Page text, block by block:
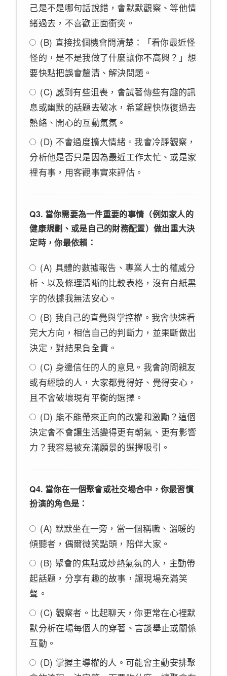
己是不是哪句話說錯，會默默觀察、等他情
緒過去，不喜歡正面衝突。
(B) 直接找個機會問清楚：「看你最近怪
怪的，是不是我做了什麼讓你不高興？」想
要快點把誤會釐清、解決問題。
(C) 感到有些沮喪，會試著傳些有趣的訊
息或幽默的話題去破冰，希望趕快恢復過去
熱絡、開心的互動氣氛。
(D) 不會過度擴大情緒。我會冷靜觀察，
分析他是否只是因為最近工作太忙、或是家
裡有事，用客觀事實來評估。
Q3. 當你需要為一件重要的事情（例如家人的
健康規劃、或是自己的財務配置）做出重大決
定時，你最依賴：
(A) 具體的數據報告、專業人士的權威分
析、以及條理清晰的比較表格，沒有白紙黑
字的依據我無法安心。
(B) 我自己的直覺與掌控權。我會快速看
完大方向，相信自己的判斷力，並果斷做出
決定，對結果負全責。
(C) 身邊信任的人的意見。我會詢問親友
或有經驗的人，大家都覺得好、覺得安心，
且不會破壞現有平衡的選擇。
(D) 能不能帶來正向的改變和激勵？這個
決定會不會讓生活變得更有朝氣、更有影響
力？我容易被充滿願景的選擇吸引。
Q4. 當你在一個聚會或社交場合中，你最習慣
扮演的角色是：
(A) 默默坐在一旁，當一個稱職、溫暖的
傾聽者，偶爾微笑點頭，陪伴大家。
(B) 聚會的焦點或炒熱氣氛的人，主動帶
起話題，分享有趣的故事，讓現場充滿笑
聲。
(C) 觀察者。比起聊天，你更常在心裡默
默分析在場每個人的穿著、言談舉止或關係
互動。
(D) 掌握主導權的人。可能會主動安排聚